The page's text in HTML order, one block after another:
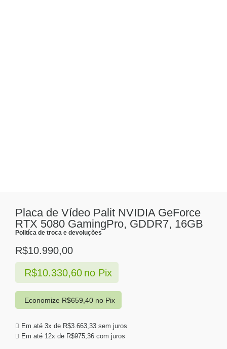
Placa de Vídeo Palit NVIDIA GeForce
RTX 5080 GamingPro, GDDR7, 16GB
Politíca de troca e devoluções
R$10.990,00
Em até 3x de R$3.663,33 sem juros
Em até 12x de R$975,36 com juros
R$10.330,60 no Pix
Economize R$659,40no Pix